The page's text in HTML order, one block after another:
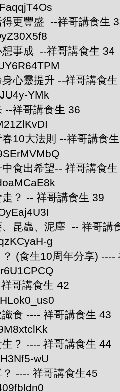
更豐盛 --祥哥講食生
事成 --祥哥講食生 34
心靈提升 --祥哥講食
YMk
--祥哥講食生 36
10大法則 --祥哥講食
食出希望-- 祥哥講食
？ -- 祥哥講食生 39
昆蟲、泥塵 -- 祥哥講
g
(食生10周年分享) ----
哥講食生 42
食 ---- 祥哥講食生 43
？ ---- 祥哥講食生 44
wU
---- 祥哥講食生45